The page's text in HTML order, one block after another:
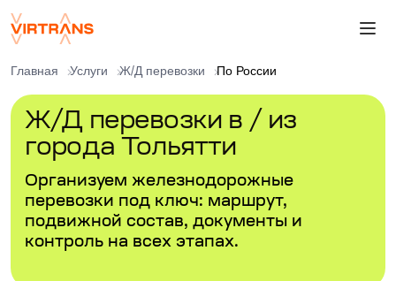
Главная Услуги Ж/Д перевозки По России
Ж/Д перевозки в / из
города Тольятти
Организуем железнодорожные
перевозки под ключ: маршрут,
подвижной состав, документы и
контроль на всех этапах.